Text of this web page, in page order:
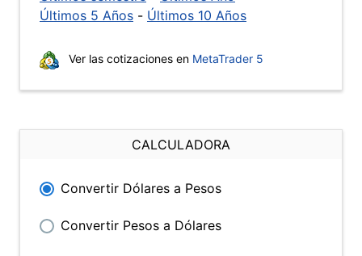
Últimos 5 Años - Últimos 10 Años
Ver las cotizaciones en MetaTrader 5
CALCULADORA
Convertir Dólares a Pesos
Convertir Pesos a Dólares